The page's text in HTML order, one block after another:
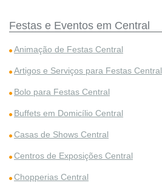
Festas e Eventos em Central
Animação de Festas Central
Artigos e Serviços para Festas Central
Bolo para Festas Central
Buffets em Domicílio Central
Casas de Shows Central
Centros de Exposições Central
Chopperias Central